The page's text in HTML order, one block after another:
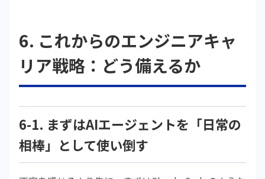
6. これからのエンジニアキャ
リア戦略：どう備えるか
6-1. まずはAIエージェントを「日常の
相棒」として使い倒す